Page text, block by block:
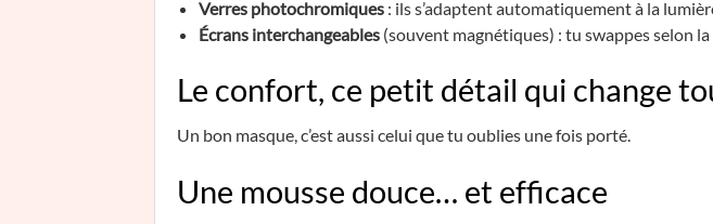
Verres photochromiques : ils s’adaptent automatiquement à la
Écrans interchangeables (souvent magnétiques) : tu swappes selon
Le confort, ce petit détail qui change
Un bon masque, c’est aussi celui que tu oublies une fois porté.
Une mousse douce… et efficace